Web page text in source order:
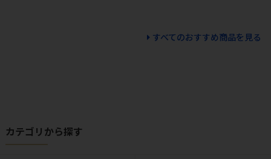
すべてのおすすめ商品を見る
カテゴリから探す